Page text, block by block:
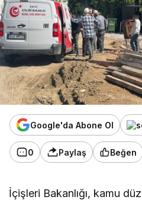
Google'da Abone Ol
0 Paylaş Beğen
İçişleri Bakanlığı, kamu